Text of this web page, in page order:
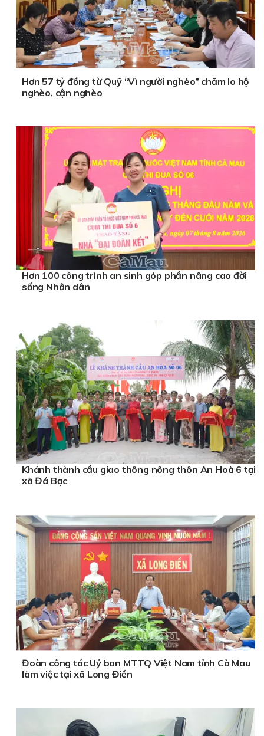
Hơn 57 tỷ đồng từ Quỹ “Vì người nghèo” chăm lo hộ
nghèo, cận nghèo
Hơn 100 công trình an sinh góp phần nâng cao đời
sống Nhân dân
Khánh thành cầu giao thông nông thôn An Hoà 6 tại
xã Đá Bạc
Đoàn công tác Uỷ ban MTTQ Việt Nam tỉnh Cà Mau
làm việc tại xã Long Điền